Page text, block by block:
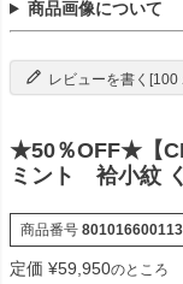
商品画像について
レビューを書く[100
★50％OFF★【
ミント 袷小紋
商品番号
定価 ¥59,950のところ